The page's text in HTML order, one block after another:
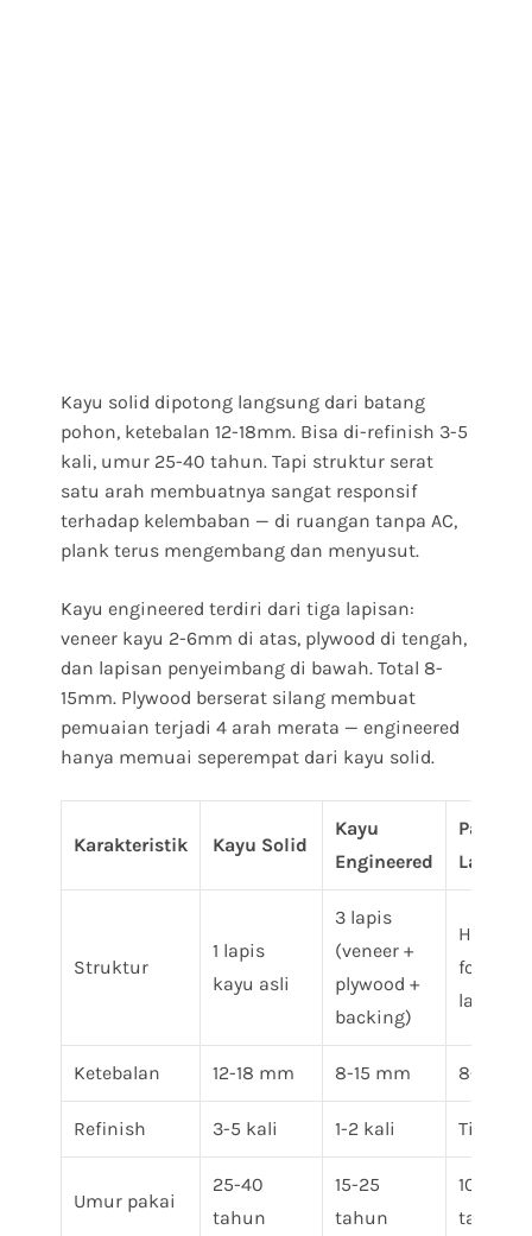
Kayu solid dipotong langsung dari batang
pohon, ketebalan 12-18mm. Bisa di-refinish 3-5
kali, umur 25-40 tahun. Tapi struktur serat
satu arah membuatnya sangat responsif
terhadap kelembaban — di ruangan tanpa AC,
plank terus mengembang dan menyusut.
Kayu engineered terdiri dari tiga lapisan:
veneer kayu 2-6mm di atas, plywood di tengah,
dan lapisan penyeimbang di bawah. Total 8-
15mm. Plywood berserat silang membuat
pemuaian terjadi 4 arah merata — engineered
hanya memuai seperempat dari kayu solid.
Karakteristik Kayu Solid
Kayu
Engineered
Parket
Struktur
1 lapis
kayu asli
3 lapis
(veneer +
plywood +
backing)
HDF
foto +
layer
Ketebalan 12-18 mm 8-15 mm 8-12
Refinish 3-5 kali 1-2 kali Tidak
Umur pakai
25-40
tahun
15-25
tahun
10-15
tahun